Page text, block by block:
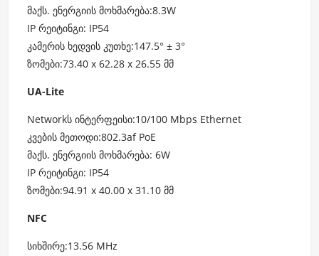
მაქს. ენერგიის მოხმარება:8.3W
IP რეიტინგი: IP54
კამერის ხედვის კუთხე:147.5° ± 3°
ზომები:73.40 x 62.28 x 26.55 მმ
UA-Lite
Networkს ინტერფეისი:10/100 Mbps Ethernet
კვების მეთოდი:802.3af PoE
მაქს. ენერგიის მოხმარება: 6W
IP რეიტინგი: IP54
ზომები:94.91 x 40.00 x 31.10 მმ
NFC
სიხშირე:13.56 MHz